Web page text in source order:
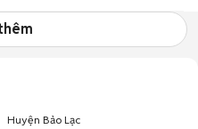
Huyện Bảo Lạc